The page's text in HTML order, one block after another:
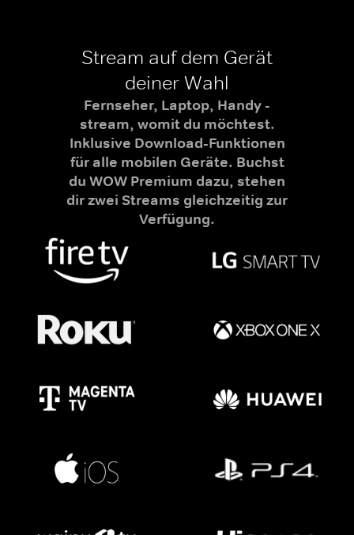
Stream auf dem Gerät
deiner Wahl
Fernseher, Laptop, Handy -
stream, womit du möchtest.
Inklusive Download-Funktionen
für alle mobilen Geräte. Buchst
du WOW Premium dazu, stehen
dir zwei Streams gleichzeitig zur
Verfügung.